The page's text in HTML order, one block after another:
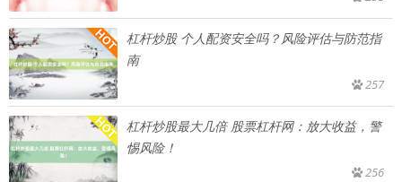
杠杆炒股 个人配资安全吗？风险评估与防范指
南
257
杠杆炒股最大几倍 股票杠杆网：放大收益，警
惕风险！
256